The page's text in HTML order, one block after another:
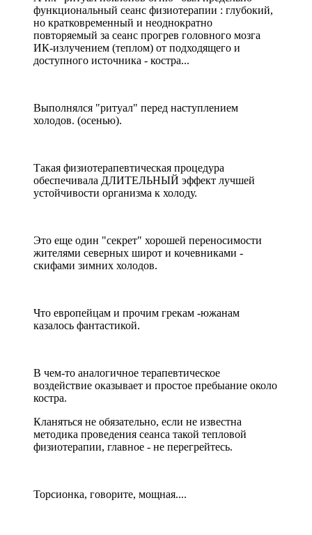
функциональный сеанс физиотерапии : глубокий,
но кратковременный и неоднократно
повторяемый за сеанс прогрев головного мозга
ИК-излучением (теплом) от подходящего и
доступного источника - костра...
Выполнялся "ритуал" перед наступлением
холодов. (осенью).
Такая физиотерапевтическая процедура
обеспечивала ДЛИТЕЛЬНЫЙ эффект лучшей
устойчивости организма к холоду.
Это еще один "секрет" хорошей переносимости
жителями северных широт и кочевниками -
скифами зимних холодов.
Что европейцам и прочим грекам -южанам
казалось фантастикой.
В чем-то аналогичное терапевтическое
воздействие оказывает и простое пребыание около
костра.
Кланяться не обязательно, если не известна
методика проведения сеанса такой тепловой
физиотерапии, главное - не перегрейтесь.
Торсионка, говорите, мощная....